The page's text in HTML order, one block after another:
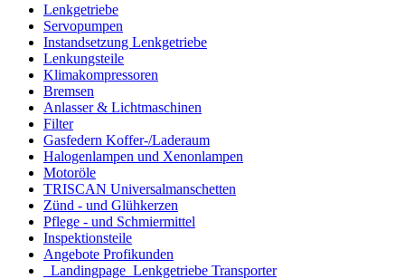
Lenkgetriebe
Servopumpen
Instandsetzung Lenkgetriebe
Lenkungsteile
Klimakompressoren
Bremsen
Anlasser & Lichtmaschinen
Filter
Gasfedern Koffer-/Laderaum
Halogenlampen und Xenonlampen
Motoröle
TRISCAN Universalmanschetten
Zünd - und Glühkerzen
Pflege - und Schmiermittel
Inspektionsteile
Angebote Profikunden
_Landingpage_Lenkgetriebe Transporter